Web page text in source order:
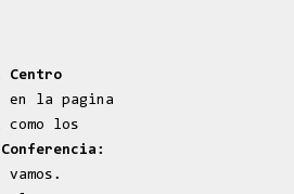
Centro
en la pagina
los
Conferencia: